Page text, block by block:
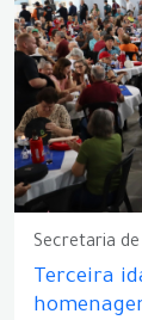
Secretaria
Terceira